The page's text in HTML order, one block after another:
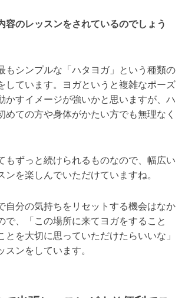
のレッスンをされているのでしょう
もシンプルな「ハタヨガ」という種類の
しています。ヨガというと複雑なポーズ
かすイメージが強いかと思いますが、ハ
めての方や身体がかたい方でも無理なく
もずっと続けられるものなので、幅広い
ンを楽しんでいただけていますね。
自分の気持ちをリセットする機会はなか
で、「この場所に来てヨガをすること
とを大切に思っていただけたらいいな」
スンをしています。